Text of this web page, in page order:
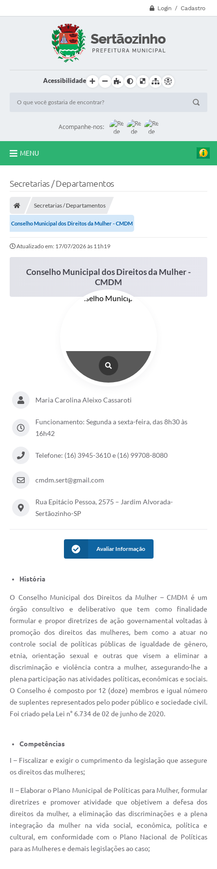
Login / Cadastro
Acessibilidade
Acompanhe-nos:
MENU
Imprensa Oficial
A Prefeitura
Arquivos para Download
Carta de Serviços
Notícias
Sistema de Bibliotecas Públicas
Contratos
Legislação
Editais
Área Restrita
Cemitérios
E-mails dos setores
Secretarias / Departamentos
Secretarias / Departamentos
Conselho Municipal dos Direitos da Mulher - CMDM
Atualizado em: 17/07/2026 às 11h19
Conselho Municipal dos Direitos da Mulher -
CMDM
Maria Carolina Aleixo Cassaroti
Funcionamento: Segunda a sexta-feira, das 8h30 às
16h42
Telefone: (16) 3945-3610 e (16) 99708-8080
cmdm.sert@gmail.com
Rua Epitácio Pessoa, 2575 – Jardim Alvorada-
Sertãozinho-SP
Avaliar Informação
História
O Conselho Municipal dos Direitos da Mulher – CMDM é um
órgão consultivo e deliberativo que tem como finalidade
formular e propor diretrizes de ação governamental voltadas à
promoção dos direitos das mulheres, bem como a atuar no
controle social de políticas públicas de igualdade de gênero,
etnia, orientação sexual e outras que visem a eliminar a
discriminação e violência contra a mulher, assegurando-lhe a
plena participação nas atividades políticas, econômicas e sociais.
O Conselho é composto por 12 (doze) membros e igual número
de suplentes representados pelo poder público e sociedade civil.
Foi criado pela Lei n° 6.734 de 02 de junho de 2020.
Competências
I – Fiscalizar e exigir o cumprimento da legislação que assegure
os direitos das mulheres;
II – Elaborar o Plano Municipal de Políticas para Mulher, formular
diretrizes e promover atividade que objetivem a defesa dos
direitos da mulher, a eliminação das discriminações e a plena
integração da mulher na vida social, econômica, política e
cultural, em conformidade com o Plano Nacional de Políticas
para as Mulheres e demais legislações ao caso;